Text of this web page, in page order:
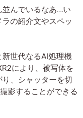
並んでいるなあ…い
の紹介文やスペッ
世代なるAI処理機
により、被写体を
、シャッターを切
影することができる